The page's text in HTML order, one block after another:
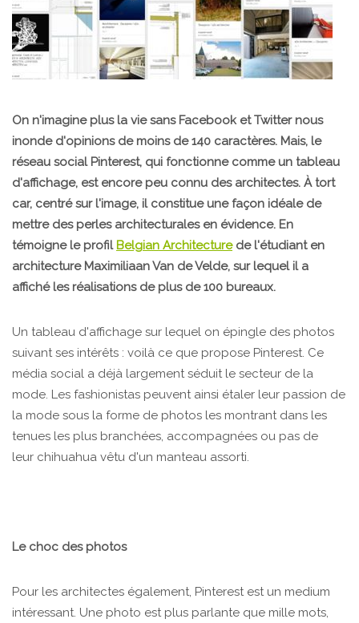
On n'imagine plus la vie sans Facebook et Twitter nous
inonde d'opinions de moins de 140 caractères. Mais, le
réseau social Pinterest, qui fonctionne comme un tableau
d'affichage, est encore peu connu des architectes. À tort
car, centré sur l'image, il constitue une façon idéale de
mettre des perles architecturales en évidence. En
témoigne le profil Belgian Architecturede l'étudiant en
architecture Maximiliaan Van de Velde, sur lequel il a
affiché les réalisations de plus de 100 bureaux.
Un tableau d'affichage sur lequel on épingle des photos
suivant ses intérêts : voilà ce que propose Pinterest. Ce
média social a déjà largement séduit le secteur de la
mode. Les fashionistas peuvent ainsi étaler leur passion de
la mode sous la forme de photos les montrant dans les
tenues les plus branchées, accompagnées ou pas de
leur chihuahua vêtu d'un manteau assorti.
Le choc des photos
Pour les architectes également, Pinterest est un medium
intéressant. Une photo est plus parlante que mille mots,